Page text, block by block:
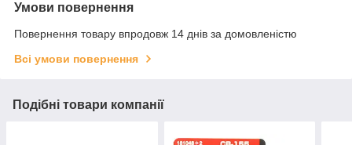
Умови повернення
Повернення товару впродовж 14 днів за домовленістю
Всі умови повернення
Подібні товари компанії